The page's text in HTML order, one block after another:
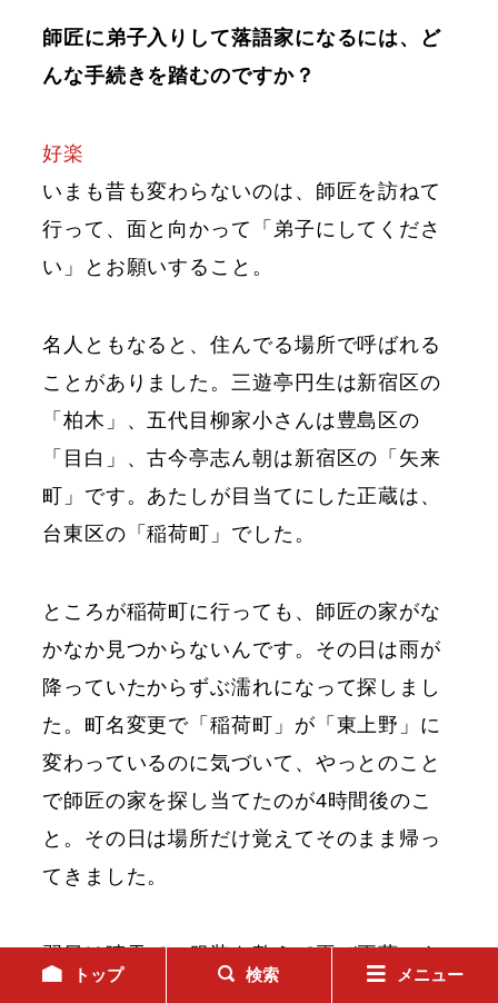
トップ 検索 メニュー
師匠に弟子入りして落語家になるには、ど
んな手続きを踏むのですか？
好楽
いまも昔も変わらないのは、師匠を訪ねて
行って、面と向かって「弟子にしてくださ
い」とお願いすること。
名人ともなると、住んでる場所で呼ばれる
ことがありました。三遊亭円生は新宿区の
「柏木」、五代目柳家小さんは豊島区の
「目白」、古今亭志ん朝は新宿区の「矢来
町」です。あたしが目当てにした正蔵は、
台東区の「稲荷町」でした。
ところが稲荷町に行っても、師匠の家がな
かなか見つからないんです。その日は雨が
降っていたからずぶ濡れになって探しまし
た。町名変更で「稲荷町」が「東上野」に
変わっているのに気づいて、やっとのこと
で師匠の家を探し当てたのが4時間後のこ
と。その日は場所だけ覚えてそのまま帰っ
てきました。
翌日は晴天で、服装を整えて再び正蔵のも